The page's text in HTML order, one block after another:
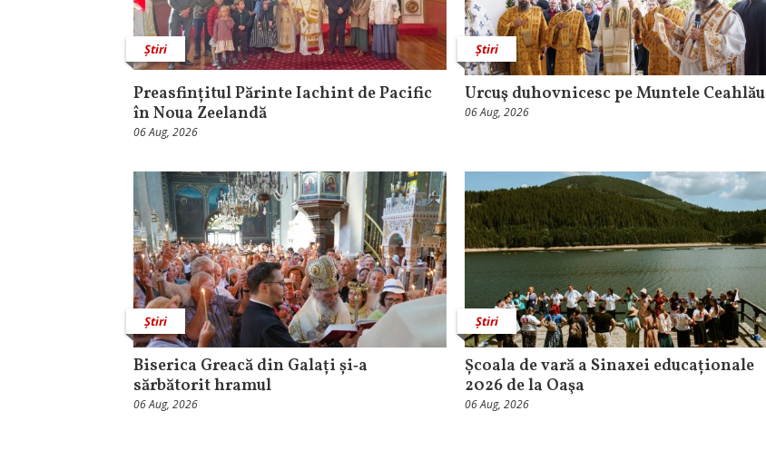
Știri
Preasfințitul Părinte Iachint de Pacific
în Noua Zeelandă
06 Aug, 2026
Știri
Urcuş duhovnicesc pe Muntele Ceahlău
06 Aug, 2026
Știri
Biserica Greacă din Galați și‑a
sărbătorit hramul
06 Aug, 2026
Știri
Școala de vară a Sinaxei educaționale
2026 de la Oaşa
06 Aug, 2026